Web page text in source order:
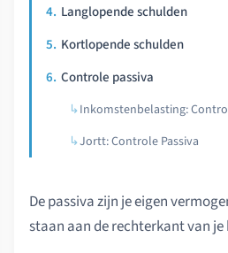
Langlopende schulden
Kortlopende schulden
Controle passiva
Inkomstenbelasting:
Jortt: Controle Passiva
De passiva zijn je eigen
staan aan de rechterkant van je